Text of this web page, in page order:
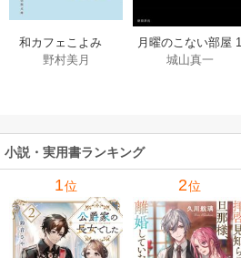
和カフェこよみ
五月くんの夏のお
野村美月
月曜のこない部屋 1
巻
城山真一
小説・実用書ランキング
1位 2位